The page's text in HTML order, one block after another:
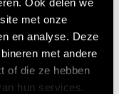
met onze
en analyse. Deze
met andere
of die ze hebben
hun services.
zelf aan de slag